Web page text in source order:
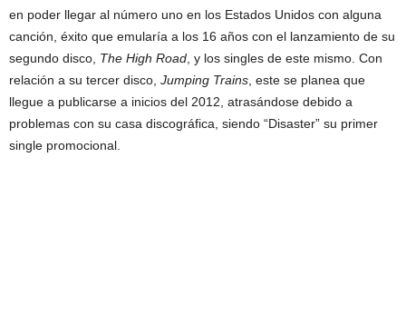
en poder llegar al número uno en los Estados Unidos con alguna
canción, éxito que emularía a los 16 años con el lanzamiento de su
segundo disco, The High Road , y los singles de este mismo. Con
relación a su tercer disco, Jumping Trains , este se planea que
llegue a publicarse a inicios del 2012, atrasándose debido a
problemas con su casa discográfica, siendo “Disaster” su primer
single promocional.